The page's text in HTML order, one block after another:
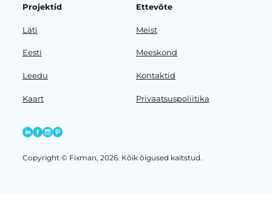
Projektid
Läti
Eesti
Leedu
Kaart
Ettevõte
Meist
Meeskond
Kontaktid
Privaatsuspoliitika
Copyright © Fixman, 2026. Kõik õigused kaitstud.